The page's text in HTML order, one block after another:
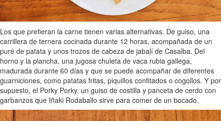
Los que prefieran la carne tienen varias alternativas. De guiso, una
carrillera de ternera cocinada durante 12 horas, acompañada de un
puré de patata y unos trozos de cabeza de jabalí de Casalba. Del
horno y la plancha, una jugosa chuleta de vaca rubia gallega,
madurada durante 60 días y que se puede acompañar de diferentes
guarniciones, como patatas fritas, piquillos confitados o cogollos. Y por
supuesto, el Porky Porky, un guiso de costilla y panceta de cerdo con
garbanzos que Iñaki Rodaballo sirve para comer de un bocado.